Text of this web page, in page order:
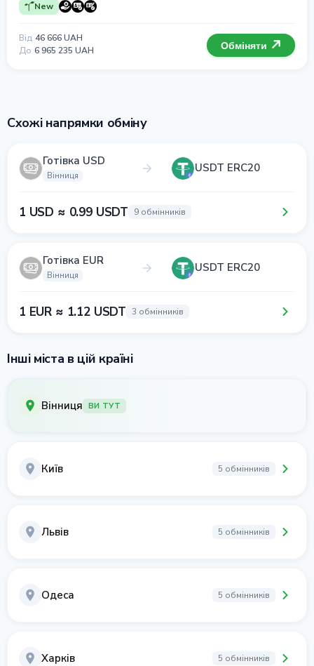
New
Від 46 666 UAH
До 6 965 235 UAH Обміняти
Схожі напрямки обміну
Готівка USD
Вінниця
USDT ERC20
1 USD ≈ 0.99 USDT 9 обмінників
Готівка EUR
Вінниця
USDT ERC20
1 EUR ≈ 1.12 USDT 3 обмінників
Інші міста в цій країні
Вінниця ВИ ТУТ
Київ 5 обмінників
Львів 5 обмінників
Одеса 5 обмінників
Харків 5 обмінників